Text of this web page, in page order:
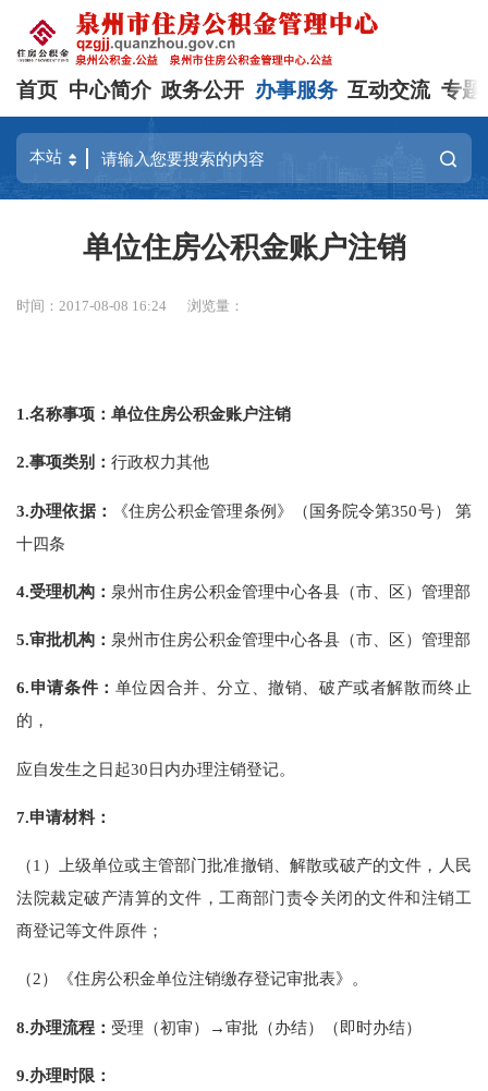
首页 中心简介 政务公开 办事服务 互动交流 专题
单位住房公积金账户注销
时间：2017-08-08 16:24 浏览量：
1.名称事项：单位住房公积金账户注销
2.事项类别：行政权力其他
3.办理依据：
《住房公积金管理条例》（国务院令第350号） 第
十四条
4.受理机构： 泉州市住房公积金管理中心各县（市、区）管理部
5.审批机构： 泉州市住房公积金管理中心各县（市、区）管理部
6.申请条件： 单位因合并、分立、撤销、破产或者解散而终止
的，
应自发生之日起30日内办理注销登记。
7.申请材料：
（1）上级单位或主管部门批准撤销、解散或破产的文件，人民
法院裁定破产清算的文件，工商部门责令关闭的文件和注销工
商登记等文件原件；
（2）《住房公积金单位注销缴存登记审批表》。
8.办理流程： 受理（初审）→审批（办结）（即时办结）
9.办理时限：